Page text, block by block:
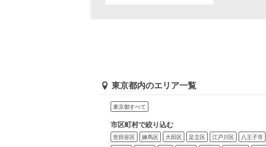
東京都内のエリア一覧
東京都すべて
市区町村で絞り込む
世田谷区 練馬区 大田区 足立区 江戸川区 八王子市